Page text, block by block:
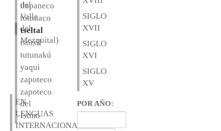
del
Valle
del
Mezquital)
tlapaneco
totonaco
tseltal
tsotsil
tutunakú
yaqui
zapoteco
zapoteco
del
Istmo
EN
LENGUAS
INTERNACIONALES
SIGLO
XVII
SIGLO
XVI
SIGLO
XV
POR AÑO: